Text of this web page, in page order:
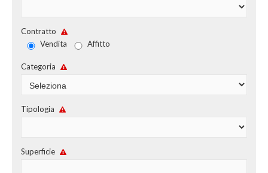
RICHIEDI UNA VALUTAZIONE
LASCIA UNA RICHIESTA
Contratto
Vendita
Affitto
Categoria
Tipologia
Superficie